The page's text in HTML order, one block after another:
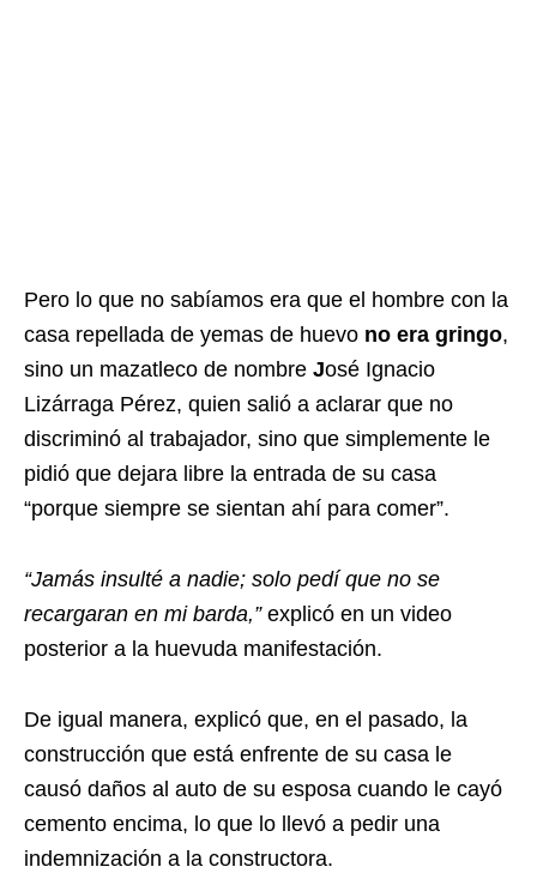
Pero lo que no sabíamos era que el hombre con la
casa repellada de yemas de huevo no era gringo,
sino un mazatleco de nombre José Ignacio
Lizárraga Pérez, quien salió a aclarar que no
discriminó al trabajador, sino que simplemente le
pidió que dejara libre la entrada de su casa
“porque siempre se sientan ahí para comer”.
“Jamás insulté a nadie; solo pedí que no se
recargaran en mi barda,”explicó en un video
posterior a la huevuda manifestación.
De igual manera, explicó que, en el pasado, la
construcción que está enfrente de su casa le
causó daños al auto de su esposa cuando le cayó
cemento encima, lo que lo llevó a pedir una
indemnización a la constructora.